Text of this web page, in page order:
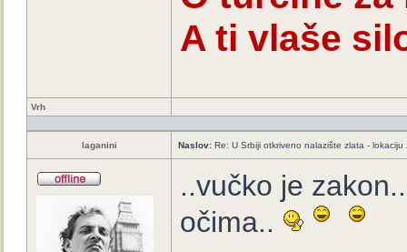
A ti vlaše
Vrh
laganini Naslov: Re: U Srbiji otkriveno nalazište zlata -
..vučko je
očima..